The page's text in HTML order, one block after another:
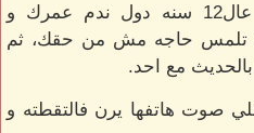
ماشي يا مازن هخليك تندم عال12 سنه دول ندم عمرك و
تلمس حاجه مش من حقك، ثم
بالحديث مع احد.
صوت هاتفها يرن فالتقطته و